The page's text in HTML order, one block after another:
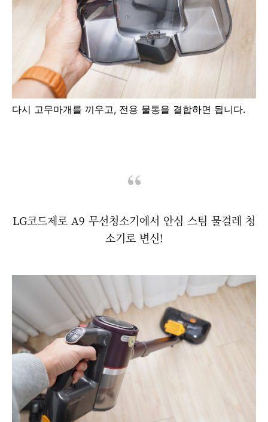
다시 고무마개를 끼우고, 전용 물통을 결합하면 됩니다.
LG코드제로 A9 무선청소기에서 안심 스팀 물걸레 청
소기로 변신!